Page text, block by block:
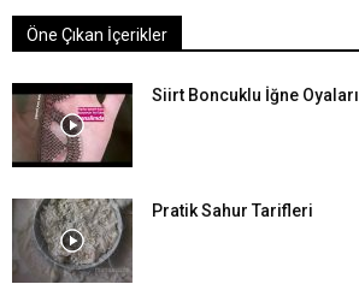
Öne Çıkan İçerikler
Siirt Boncuklu İğne Oyaları
Pratik Sahur Tarifleri